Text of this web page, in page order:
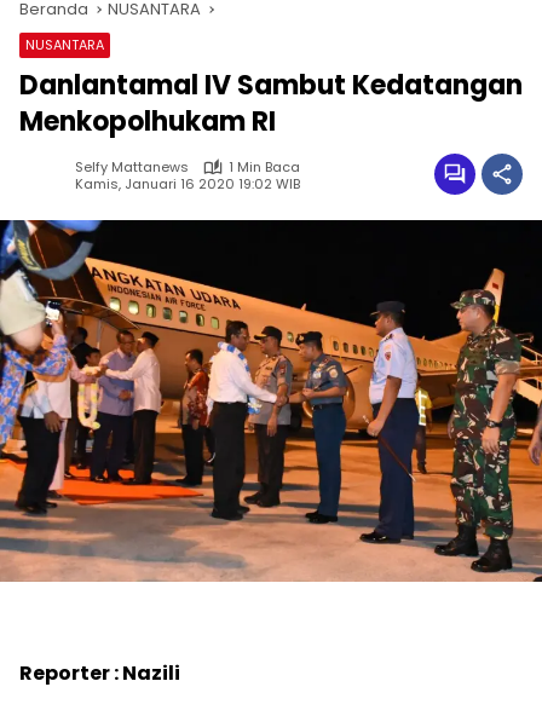
Beranda NUSANTARA
NUSANTARA
Danlantamal IV Sambut Kedatangan
Menkopolhukam RI
Selfy Mattanews
1 Min Baca
Kamis, Januari 16 2020 19:02 WIB
Reporter : Nazili